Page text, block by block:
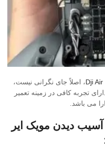
Dji Air، اصلاً جای نگرانی نیست،
تجربه کافی در زمینه تعمیر
آسیب دیدن مویک ایر